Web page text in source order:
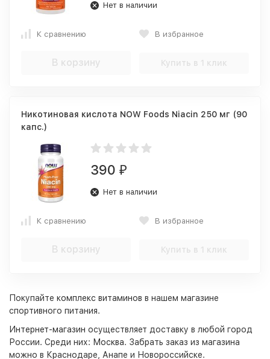
Нет в наличии
К сравнению В избранное
В корзину Купить в 1 клик
Никотиновая кислота NOW Foods Niacin 250 мг (90
капс.)
390 ₽
Нет в наличии
К сравнению В избранное
В корзину Купить в 1 клик
Покупайте комплекс витаминов в нашем магазине
спортивного питания.
Интернет-магазин осуществляет доставку в любой город
России. Среди них: Москва. Забрать заказ из магазина
можно в Краснодаре, Анапе и Новороссийске.